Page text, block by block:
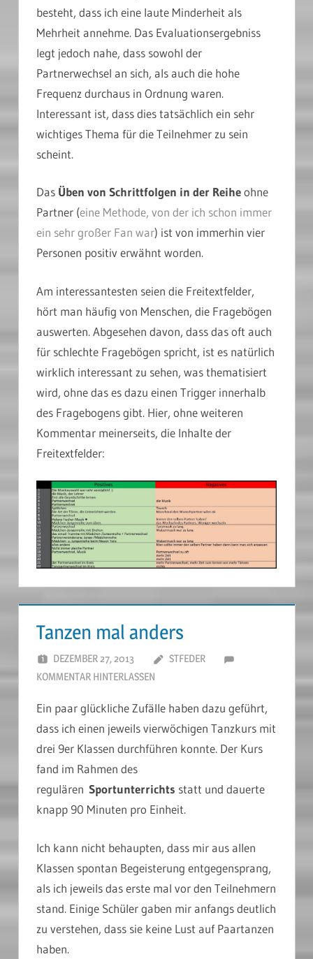
besteht, dass ich eine laute Minderheit als
Mehrheit annehme. Das Evaluationsergebniss
legt jedoch nahe, dass sowohl der
Partnerwechsel an sich, als auch die hohe
Frequenz durchaus in Ordnung waren.
Interessant ist, dass dies tatsächlich ein sehr
wichtiges Thema für die Teilnehmer zu sein
scheint.
Das Üben von Schrittfolgen in der Reiheohne
Partner (eine Methode, von der ich schon immer
ein sehr großer Fan war) ist von immerhin vier
Personen positiv erwähnt worden.
Am interessantesten seien die Freitextfelder,
hört man häufig von Menschen, die Fragebögen
auswerten. Abgesehen davon, dass das oft auch
für schlechte Fragebögen spricht, ist es natürlich
wirklich interessant zu sehen, was thematisiert
wird, ohne das es dazu einen Trigger innerhalb
des Fragebogens gibt. Hier, ohne weiteren
Kommentar meinerseits, die Inhalte der
Freitextfelder:
Tanzen mal anders
DEZEMBER 27, 2013
STFEDER
KOMMENTAR HINTERLASSEN
Ein paar glückliche Zufälle haben dazu geführt,
dass ich einen jeweils vierwöchigen Tanzkurs mit
drei 9er Klassen durchführen konnte. Der Kurs
fand im Rahmen des
regulären Sportunterrichts statt und dauerte
knapp 90 Minuten pro Einheit.
Ich kann nicht behaupten, dass mir aus allen
Klassen spontan Begeisterung entgegensprang,
als ich jeweils das erste mal vor den Teilnehmern
stand. Einige Schüler gaben mir anfangs deutlich
zu verstehen, dass sie keine Lust auf Paartanzen
haben.